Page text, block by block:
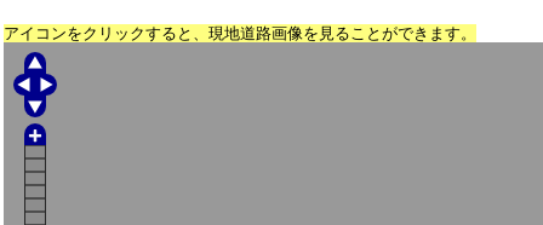
アイコンをクリックすると、現地道路画像を見ることができます。